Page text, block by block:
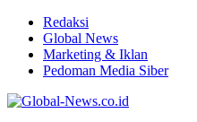
Redaksi
Global News
Marketing & Iklan
Pedoman Media Siber